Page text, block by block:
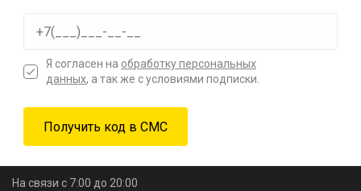
Я согласен на обработку персональных
данных, а так же с условиями подписки.
На связи с 7:00 до 20:00